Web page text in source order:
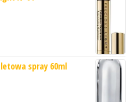
spray 60ml